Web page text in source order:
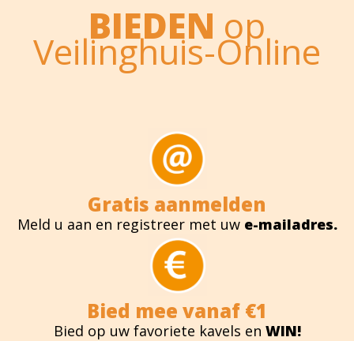
BIEDEN op
Veilinghuis-Online
Gratis aanmelden
Meld u aan en registreer met uw e-mailadres.
Bied mee vanaf €1
Bied op uw favoriete kavels en WIN!